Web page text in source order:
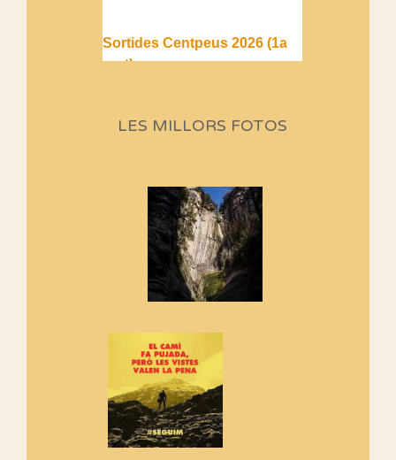
part)
Aquí teniu la primera part de la
Marmotes de biblioteca
Els Centpeus signen el
Manifest a favor dels Camins
Si ets una entitat o associació
adhereix-te al manifest!
Rebem un diploma dels
Amics de Sant Aniol d'Aguja
Els Centpeus estem implicats
amb la recuperació del refugi i
de l'entorn de Sant Aniol
LES MILLORS FOTOS